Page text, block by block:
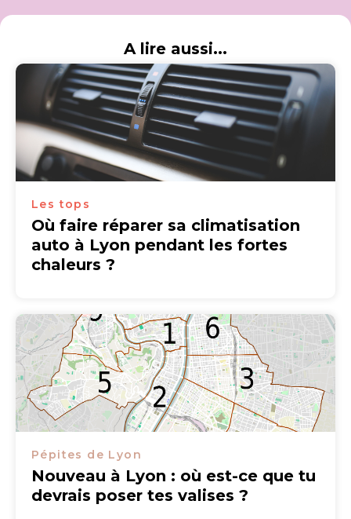
A lire aussi...
Les tops
Où faire réparer sa climatisation
auto à Lyon pendant les fortes
chaleurs ?
Pépites de Lyon
Nouveau à Lyon : où est-ce que tu
devrais poser tes valises ?